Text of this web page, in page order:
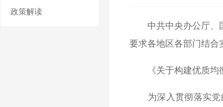
政策解读
中共中央办公厅、
要求各地区各部门结合
《关于构建优质均衡
为深入贯彻落实党的